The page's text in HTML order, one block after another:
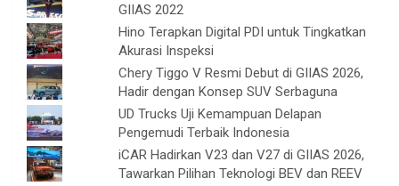
GIIAS 2022
Hino Terapkan Digital PDI untuk Tingkatkan
Akurasi Inspeksi
Chery Tiggo V Resmi Debut di GIIAS 2026,
Hadir dengan Konsep SUV Serbaguna
UD Trucks Uji Kemampuan Delapan
Pengemudi Terbaik Indonesia
iCAR Hadirkan V23 dan V27 di GIIAS 2026,
Tawarkan Pilihan Teknologi BEV dan REEV